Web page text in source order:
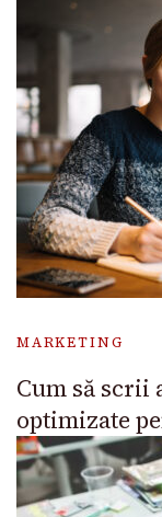
MARKETING
Cum să scrii
optimizate